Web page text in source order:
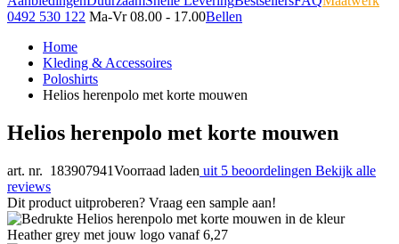
0492 530 122 Ma-Vr 08.00 - 17.00Bellen
Home
Kleding & Accessoires
Poloshirts
Helios herenpolo met korte mouwen
Helios herenpolo met korte mouwen
art. nr. 183907941Voorraad laden uit 5 beoordelingen Bekijk alle
reviews
Dit product uitproberen? Vraag een sample aan!